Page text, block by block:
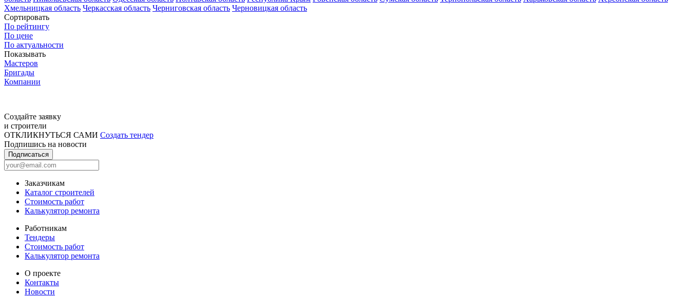
Хмельницкая область Черкасская область Черниговская область Черновицкая область
Сортировать
По рейтингу
По цене
По актуальности
Показывать
Мастеров
Бригады
Компании
Создайте заявку
и строители
ОТКЛИКНУТЬСЯ САМИ Создать тендер
Подпишись на новости
Подписаться
Заказчикам
Каталог строителей
Стоимость работ
Калькулятор ремонта
Работникам
Тендеры
Стоимость работ
Калькулятор ремонта
О проекте
Контакты
Новости